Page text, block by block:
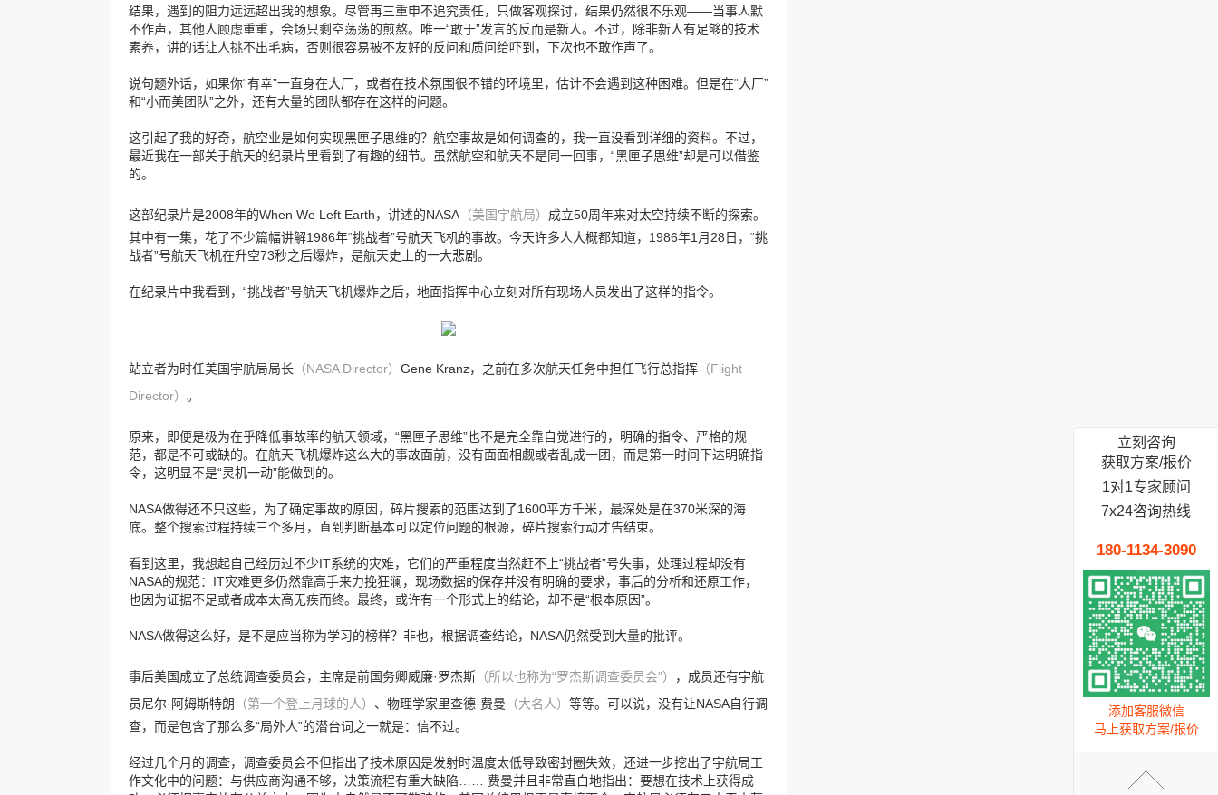
结果，遇到的阻力远远超出我的想象。尽管再三重申不追究责任，只做客观探讨，结果仍然很不乐观——当事人默
不作声，其他人顾虑重重，会场只剩空荡荡的煎熬。唯一“敢于”发言的反而是新人。不过，除非新人有足够的技术
素养，讲的话让人挑不出毛病，否则很容易被不友好的反问和质问给吓到，下次也不敢作声了。
说句题外话，如果你“有幸”一直身在大厂，或者在技术氛围很不错的环境里，估计不会遇到这种困难。但是在“大厂”
和“小而美团队”之外，还有大量的团队都存在这样的问题。
这引起了我的好奇，航空业是如何实现黑匣子思维的？航空事故是如何调查的，我一直没看到详细的资料。不过，
最近我在一部关于航天的纪录片里看到了有趣的细节。虽然航空和航天不是同一回事，“黑匣子思维”却是可以借鉴
的。
这部纪录片是2008年的When We Left Earth，讲述的NASA （美国宇航局） 成立50周年来对太空持续不断的探索。
其中有一集，花了不少篇幅讲解1986年“挑战者”号航天飞机的事故。今天许多人大概都知道，1986年1月28日，“挑
战者”号航天飞机在升空73秒之后爆炸，是航天史上的一大悲剧。
在纪录片中我看到，“挑战者”号航天飞机爆炸之后，地面指挥中心立刻对所有现场人员发出了这样的指令。
站立者为时任美国宇航局局长 （NASA Director） Gene Kranz，之前在多次航天任务中担任飞行总指挥 （Flight
Director） 。
原来，即便是极为在乎降低事故率的航天领域，“黑匣子思维”也不是完全靠自觉进行的，明确的指令、严格的规
范，都是不可或缺的。在航天飞机爆炸这么大的事故面前，没有面面相觑或者乱成一团，而是第一时间下达明确指
令，这明显不是“灵机一动”能做到的。
NASA做得还不只这些，为了确定事故的原因，碎片搜索的范围达到了1600平方千米，最深处是在370米深的海
底。整个搜索过程持续三个多月，直到判断基本可以定位问题的根源，碎片搜索行动才告结束。
看到这里，我想起自己经历过不少IT系统的灾难，它们的严重程度当然赶不上“挑战者”号失事，处理过程却没有
NASA的规范：IT灾难更多仍然靠高手来力挽狂澜，现场数据的保存并没有明确的要求，事后的分析和还原工作，
也因为证据不足或者成本太高无疾而终。最终，或许有一个形式上的结论，却不是“根本原因”。
NASA做得这么好，是不是应当称为学习的榜样？非也，根据调查结论，NASA仍然受到大量的批评。
事后美国成立了总统调查委员会，主席是前国务卿威廉·罗杰斯 （所以也称为“罗杰斯调查委员会”）
，成员还有宇航
员尼尔·阿姆斯特朗
（第一个登上月球的人） 、物理学家里查德·费曼 （大名人） 等等。可以说，没有让NASA自行调
查，而是包含了那么多“局外人”的潜台词之一就是：信不过。
经过几个月的调查，调查委员会不但指出了技术原因是发射时温度太低导致密封圈失效，还进一步挖出了宇航局工
作文化中的问题：与供应商沟通不够，决策流程有重大缺陷…… 费曼并且非常直白地指出：要想在技术上获得成
立刻咨询
获取方案/报价
1对1专家顾问
7x24咨询热线
180-1134-3090
添加客服微信
马上获取方案/报价